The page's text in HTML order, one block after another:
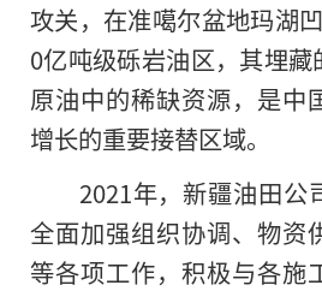
攻关，在准噶尔盆地玛湖
0亿吨级砾岩油区，其埋
原油中的稀缺资源，是中
增长的重要接替区域。
2021年，新疆油田公
全面加强组织协调、物资
等各项工作，积极与各施